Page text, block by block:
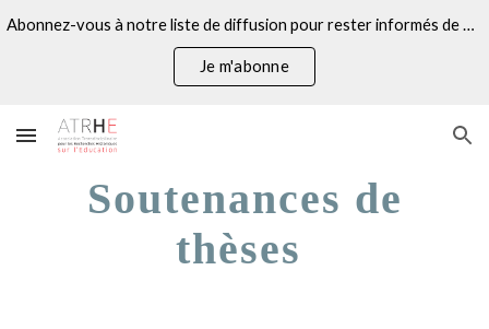
Abonnez-vous à notre liste de diffusion pour rester informés de nos actualités
Je m'abonne
Soutenances de
thèses